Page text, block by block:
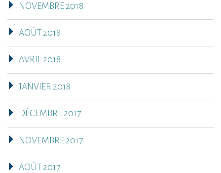
NOVEMBRE 2018
AOÛT 2018
AVRIL 2018
JANVIER 2018
DÉCEMBRE 2017
NOVEMBRE 2017
AOÛT 2017